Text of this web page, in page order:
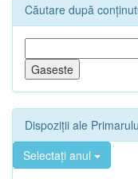
Căutare după
Dispoziții ale
Selectați anul